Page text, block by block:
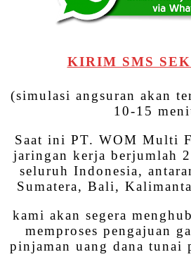
KIRIM SMS
(simulasi angsuran akan
10-15
Saat ini PT. WOM Multi
jaringan kerja berjumlah
seluruh Indonesia,
Sumatera, Bali,
kami akan segera
memproses pengajuan
pinjaman uang dana tunai